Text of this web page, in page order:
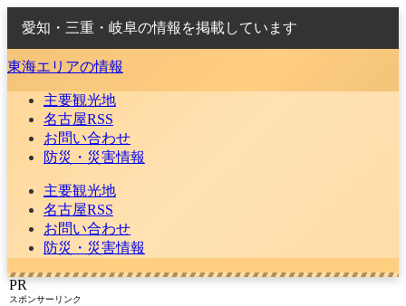
愛知・三重・岐阜の情報を掲載しています
東海エリアの情報
主要観光地
名古屋RSS
お問い合わせ
防災・災害情報
主要観光地
名古屋RSS
お問い合わせ
防災・災害情報
PR
スポンサーリンク